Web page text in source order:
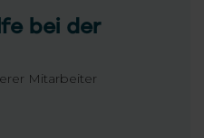
bei der
Mitarbeiter